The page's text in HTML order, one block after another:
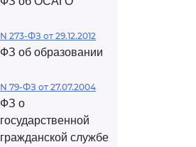
N 273-ФЗ от 29.12.2012
ФЗ об образовании
N 79-ФЗ от 27.07.2004
ФЗ о
государственной
гражданской службе